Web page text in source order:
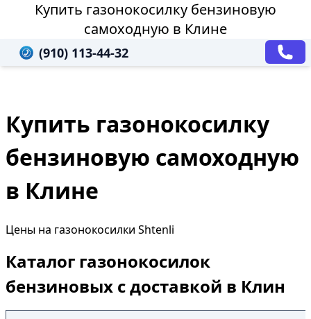
Купить газонокосилку бензиновую
самоходную в Клине
(910) 113-44-32
Купить газонокосилку
бензиновую самоходную
в Клине
Цены на газонокосилки Shtenli
Каталог газонокосилок
бензиновых с доставкой в Клин